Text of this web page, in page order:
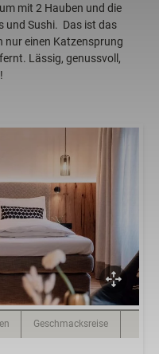
mit 2 Hauben und die
und Sushi. Das ist das
nur einen Katzensprung
Lässig, genussvoll,
Geschmacksreise